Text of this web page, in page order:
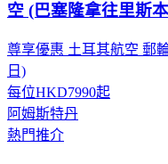
空 (巴塞隆拿往里斯
尊享優惠 土耳其航空 郵
日)
每位HKD7990起
阿姆斯特丹
熱門推介